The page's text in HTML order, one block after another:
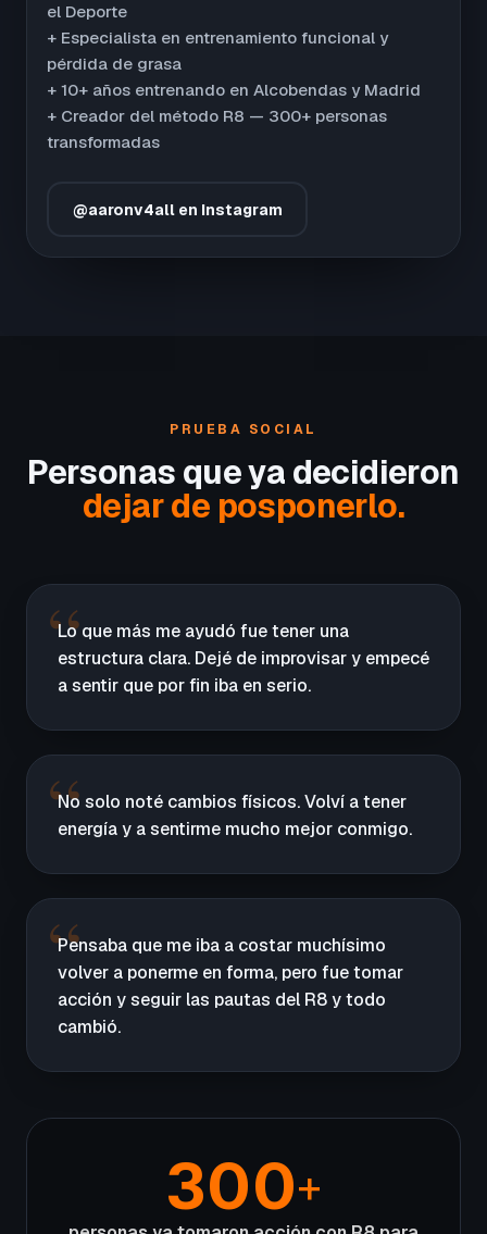
el Deporte
+ Especialista en entrenamiento funcional y
pérdida de grasa
+ 10+ años entrenando en Alcobendas y Madrid
+ Creador del método R8 — 300+ personas
transformadas
@aaronv4all en Instagram
PRUEBA SOCIAL
Personas que ya decidieron
dejar de posponerlo.
Lo que más me ayudó fue tener una
estructura clara. Dejé de improvisar y empecé
a sentir que por fin iba en serio.
No solo noté cambios físicos. Volví a tener
energía y a sentirme mucho mejor conmigo.
Pensaba que me iba a costar muchísimo
volver a ponerme en forma, pero fue tomar
acción y seguir las pautas del R8 y todo
cambió.
300+